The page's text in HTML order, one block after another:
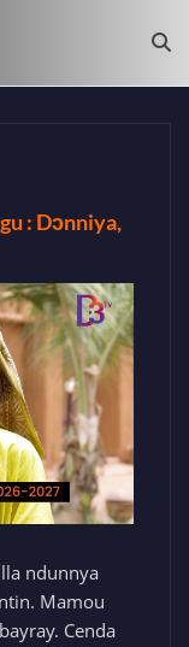
: Dɔnniya,
ndunnya
Mamou
Cenda